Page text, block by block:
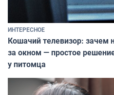
ИНТЕРЕСНОЕ
Кошачий телевизор:
за окном — простое
у питомца